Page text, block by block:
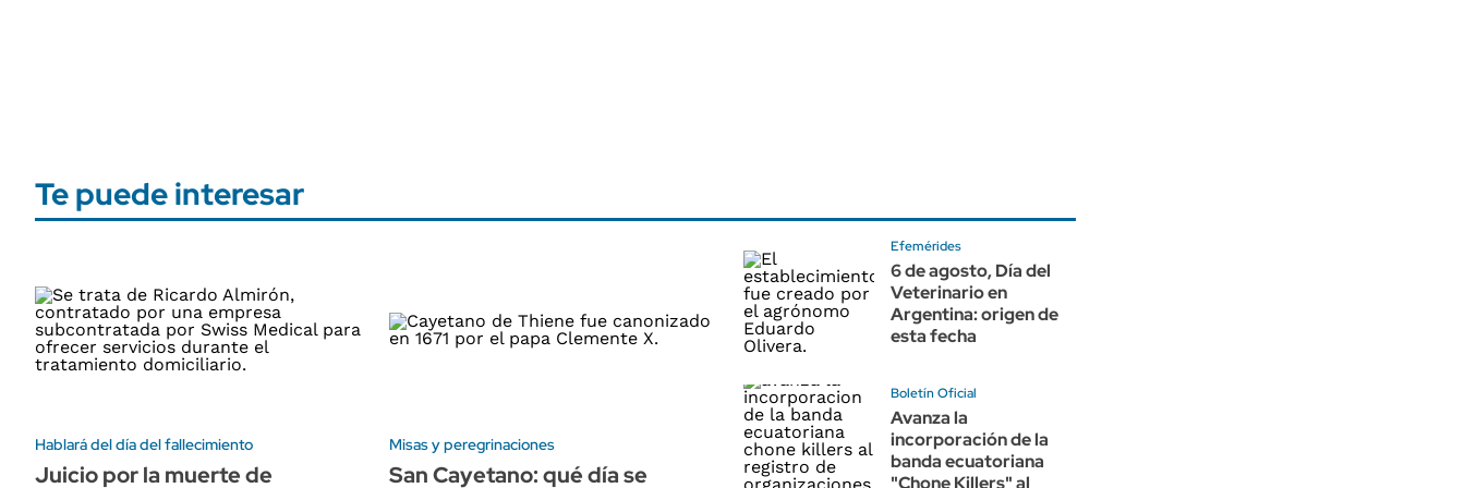
Te puede interesar
Hablará del día del fallecimiento
Juicio por la muerte de
Misas y peregrinaciones
San Cayetano: qué día se
Efemérides
6 de agosto, Día del
Veterinario en
Argentina: origen de
esta fecha
Boletín Oficial
Avanza la
incorporación de la
banda ecuatoriana
"Chone Killers" al